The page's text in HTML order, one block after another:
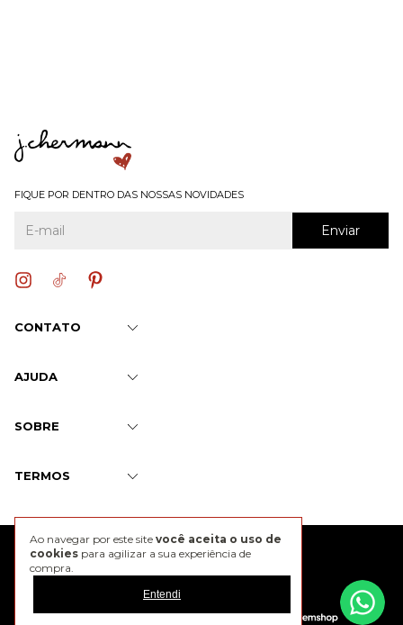
Ao navegar por este site você aceita o uso de
cookies para agilizar a sua experiência de
compra.
Entendi
FIQUE POR DENTRO DAS NOSSAS NOVIDADES
CONTATO
AJUDA
SOBRE
TERMOS
@2026 J. Chermann
Developed by Tecnology